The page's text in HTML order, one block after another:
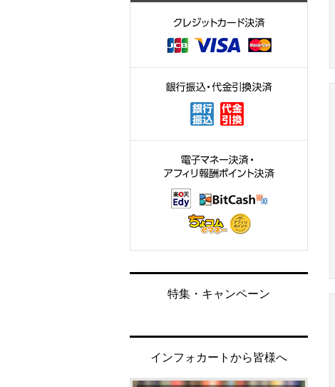
特集・キャンペーン
インフォカートから皆様へ